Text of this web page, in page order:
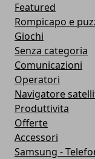
Featured
Rompicapo e
Giochi
Senza categoria
Comunicazioni
Operatori
Navigatore
Produttivita
Offerte
Accessori
Samsung -